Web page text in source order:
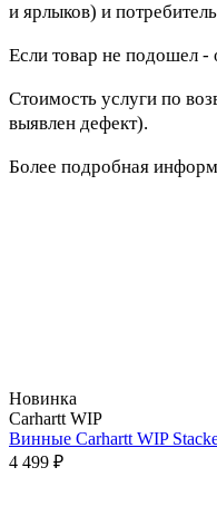
и ярлыков) и
Если товар не подошел -
Стоимость услуги по
выявлен дефект).
Более подробная
Новинка
Carhartt WIP
Винные Carhartt WIP
4 499 ₽